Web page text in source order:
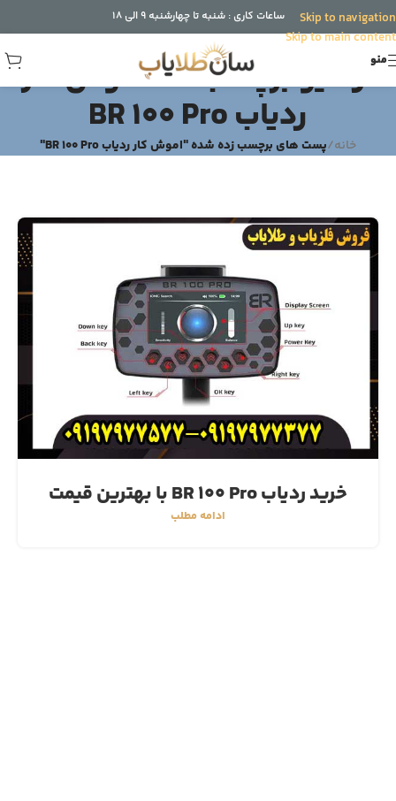
Skip to navigation
Skip to main content
ساعات کاری : شنبه تا چهارشنبه 9 الی 18
منوآرشیو برچسب ها: اموش کار
ردیاب BR 100 Pro
خانه/پست های برچسب زده شده "اموش کار ردیاب BR 100 Pro"
خرید ردیاب BR 100 Pro با بهترین قیمت
ادامه مطلب